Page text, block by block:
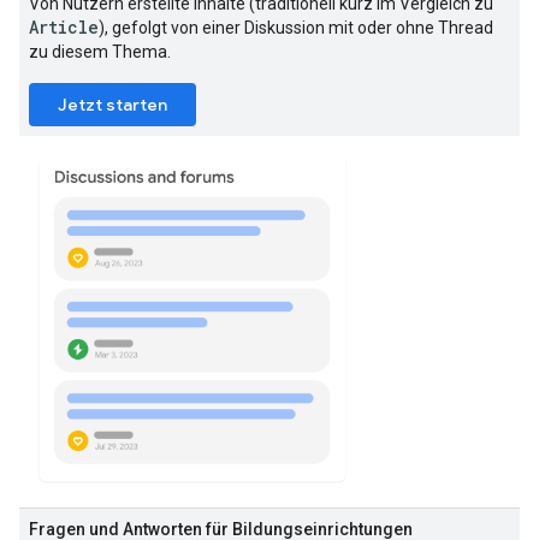
Article), gefolgt von einer Diskussion mit oder ohne Thread
zu diesem Thema.
Jetzt starten
Fragen und Antworten für Bildungseinrichtungen